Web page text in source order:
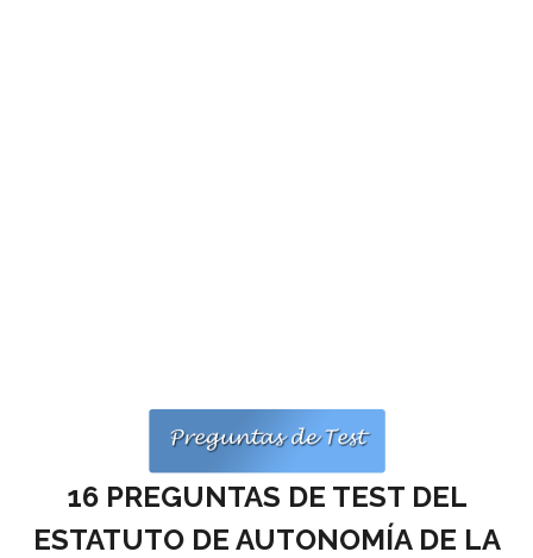
- OPOSICIÓN Gestión Procesal, turno libre – 2025
- OPOSICIÓN Administrativo del Estado - 2024
16 PREGUNTAS DE TEST DEL
ESTATUTO DE AUTONOMÍA DE LA